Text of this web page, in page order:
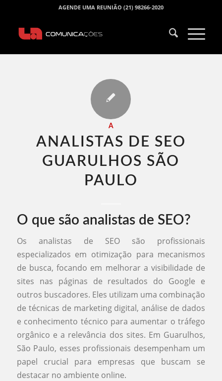
AGENDE UMA REUNIÃO (21) 98266-2020
A
ANALISTAS DE SEO
GUARULHOS SÃO
PAULO​
O que são analistas de SEO?
Os analistas de SEO são profissionais
especializados em otimização para mecanismos
de busca, focando em melhorar a visibilidade de
sites nas páginas de resultados do Google e
outros buscadores. Eles utilizam uma combinação
de técnicas de marketing digital, análise de dados
e conhecimento técnico para aumentar o tráfego
orgânico e a relevância dos sites. Em Guarulhos,
São Paulo, esses profissionais desempenham um
papel crucial para empresas que buscam se
destacar no ambiente online.